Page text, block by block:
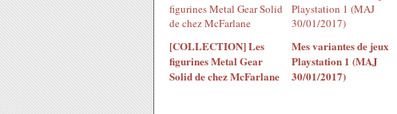
[COLLECTION] Les
figurines Metal Gear
Solid de chez McFarlane
Mes variantes de jeux
Playstation 1 (MAJ
30/01/2017)